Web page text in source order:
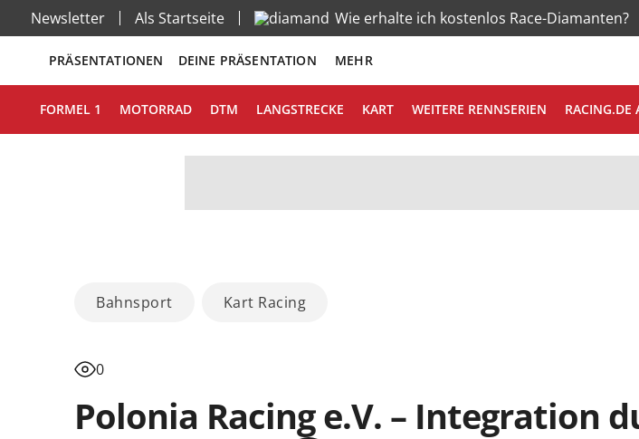
Newsletter Als Startseite Wie erhalte ich kostenlos Race-Diamanten?
PRÄSENTATIONEN DEINE PRÄSENTATION MEHR
FORMEL 1 MOTORRAD DTM LANGSTRECKE KART WEITERE RENNSERIEN RACING.DE
Bahnsport Kart Racing
0
Polonia Racing e.V. – Integration